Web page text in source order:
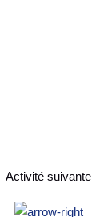
Activité suivante